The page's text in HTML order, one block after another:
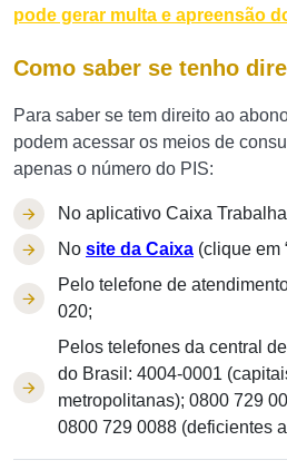
pode gerar multa e apreensão
Como saber se tenho
Para saber se tem direito ao
podem acessar os meios de
apenas o número do PIS:
No aplicativo Caixa
No site da Caixa (clique em
Pelo telefone de
020;
Pelos telefones da central
do Brasil: 4004-0001
metropolitanas); 0800 729
0800 729 0088 (deficientes